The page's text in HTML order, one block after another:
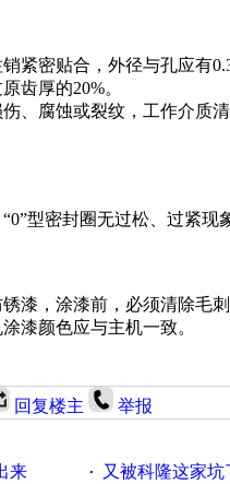
紧密贴合，外径与孔应有
齿厚的20%。
、腐蚀或裂纹，工作介质
型密封圈无过松、过紧
漆，涂漆前，必须清除毛
漆颜色应与主机一致。
回复楼主 举报
来 · 又被科隆这家坑